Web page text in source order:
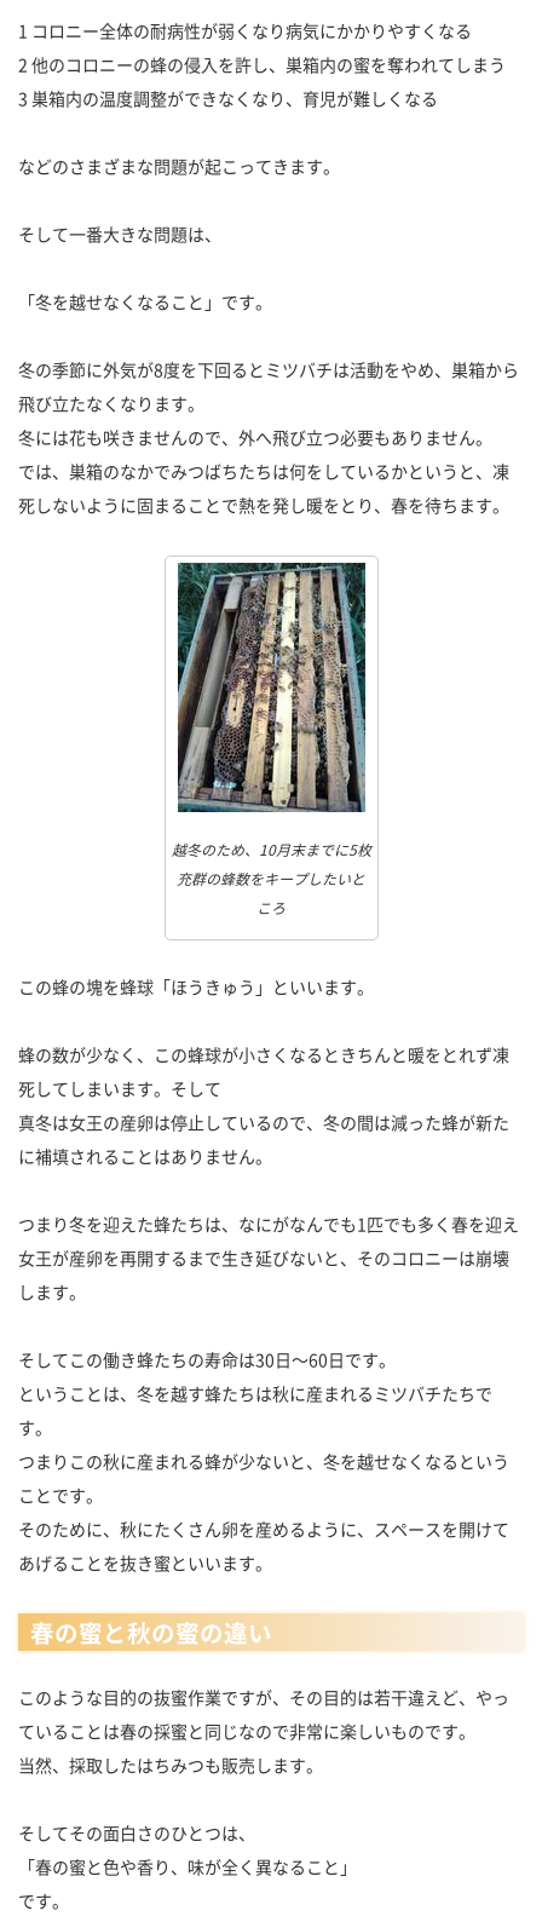
1 コロニー全体の耐病性が弱くなり病気にかかりやすくなる
2 他のコロニーの蜂の侵入を許し、巣箱内の蜜を奪われてしまう
3 巣箱内の温度調整ができなくなり、育児が難しくなる
などのさまざまな問題が起こってきます。
そして一番大きな問題は、
「冬を越せなくなること」です。
冬の季節に外気が8度を下回るとミツバチは活動をやめ、巣箱から
飛び立たなくなります。
冬には花も咲きませんので、外へ飛び立つ必要もありません。
では、巣箱のなかでみつばちたちは何をしているかというと、凍
死しないように固まることで熱を発し暖をとり、春を待ちます。
越冬のため、10月末までに5枚
充群の蜂数をキープしたいと
ころ
この蜂の塊を蜂球「ほうきゅう」といいます。
蜂の数が少なく、この蜂球が小さくなるときちんと暖をとれず凍
死してしまいます。そして
真冬は女王の産卵は停止しているので、冬の間は減った蜂が新た
に補填されることはありません。
つまり冬を迎えた蜂たちは、なにがなんでも1匹でも多く春を迎え
女王が産卵を再開するまで生き延びないと、そのコロニーは崩壊
します。
そしてこの働き蜂たちの寿命は30日〜60日です。
ということは、冬を越す蜂たちは秋に産まれるミツバチたちで
す。
つまりこの秋に産まれる蜂が少ないと、冬を越せなくなるという
ことです。
そのために、秋にたくさん卵を産めるように、スペースを開けて
あげることを抜き蜜といいます。
春の蜜と秋の蜜の違い
このような目的の抜蜜作業ですが、その目的は若干違えど、やっ
ていることは春の採蜜と同じなので非常に楽しいものです。
当然、採取したはちみつも販売します。
そしてその面白さのひとつは、
「春の蜜と色や香り、味が全く異なること」
です。